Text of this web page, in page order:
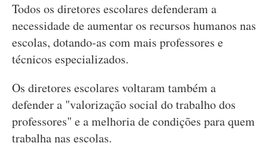
Todos os diretores escolares defenderam a
necessidade de aumentar os recursos humanos nas
escolas, dotando-as com mais professores e
técnicos especializados.
Os diretores escolares voltaram também a
defender a "valorização social do trabalho dos
professores" e a melhoria de condições para quem
trabalha nas escolas.